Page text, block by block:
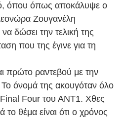
όπου όπως αποκάλυψε ο
Ζουγανέλη
δώσει την τελική της
που της έγινε για τη
πρώτο ραντεβού με την
όνομά της ακουγόταν όλο
Final Four του ΑΝΤ1. Χθες
το θέμα είναι ότι ο χρόνος